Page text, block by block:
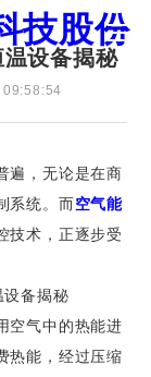
设备揭秘
，无论是在商
系统。而空气能
技术，正逐步受
气中的热能进
热能，经过压缩